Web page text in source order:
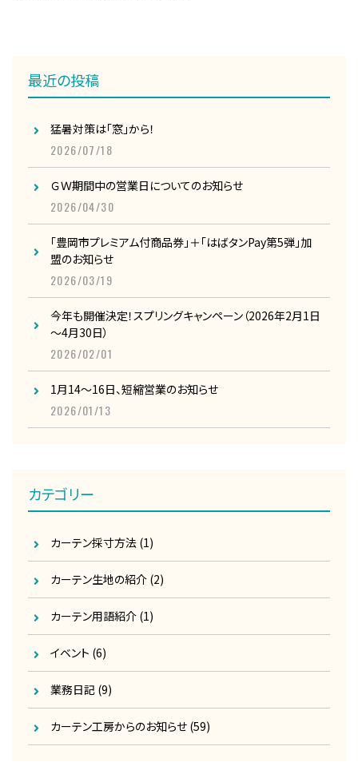
最近の投稿
猛暑対策は「窓」から！
2026/07/18
ＧＷ期間中の営業日についてのお知らせ
2026/04/30
「豊岡市プレミアム付商品券」＋「はばタンPay第5弾」加
盟のお知らせ
2026/03/19
今年も開催決定！スプリングキャンペーン（2026年2月1日
～4月30日）
2026/02/01
1月14～16日、短縮営業のお知らせ
2026/01/13
カテゴリー
カーテン採寸方法 (1)
カーテン生地の紹介 (2)
カーテン用語紹介 (1)
イベント (6)
業務日記 (9)
カーテン工房からのお知らせ (59)